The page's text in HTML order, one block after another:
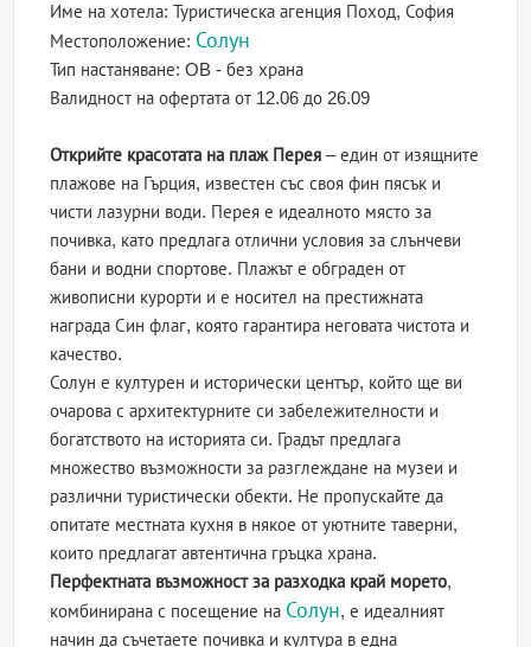
Име на хотела:Туристическа агенция Поход, София
Местоположение: Солун
Тип настаняване:OB - без храна
Валидност на офертатаот 12.06 до 26.09
Открийте красотата на плаж Перея – един от изящните
плажове на Гърция, известен със своя фин пясък и
чисти лазурни води. Перея е идеалното място за
почивка, като предлага отлични условия за слънчеви
бани и водни спортове. Плажът е обграден от
живописни курорти и е носител на престижната
награда Син флаг, която гарантира неговата чистота и
качество.
Солун е културен и исторически център, който ще ви
очарова с архитектурните си забележителности и
богатството на историята си. Градът предлага
множество възможности за разглеждане на музеи и
различни туристически обекти. Не пропускайте да
опитате местната кухня в някое от уютните таверни,
които предлагат автентична гръцка храна.
Перфектната възможност за разходка край морето,
комбинирана с посещение на Солун, е идеалният
начин да съчетаете почивка и култура в една